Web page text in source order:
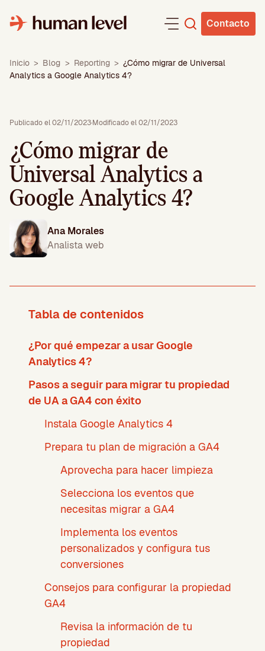
contenido
Contacto
Inicio > Blog > Reporting > ¿Cómo migrar de Universal
Analytics a Google Analytics 4?
Publicado el 02/11/2023·Modificado el 02/11/2023
¿Cómo migrar de
Universal Analytics a
Google Analytics 4?
Ana Morales
Analista web
Tabla de contenidos
¿Por qué empezar a usar Google
Analytics 4?
Pasos a seguir para migrar tu propiedad
de UA a GA4 con éxito
Instala Google Analytics 4
Prepara tu plan de migración a GA4
Aprovecha para hacer limpieza
Selecciona los eventos que
necesitas migrar a GA4
Implementa los eventos
personalizados y configura tus
conversiones
Consejos para configurar la propiedad
GA4
Revisa la información de tu
propiedad